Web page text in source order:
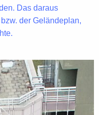
Das daraus
der Geländeplan,